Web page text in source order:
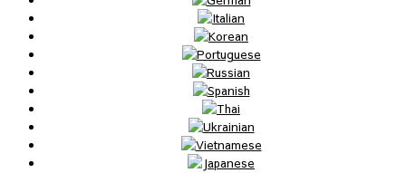
海上タクシー定期便 時刻表
肥薩おれんじ鉄道 レンタサイク
ビジターバース（水俣港百間浮桟